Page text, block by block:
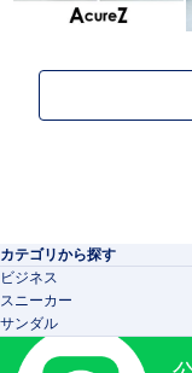
カテゴリから探す
ビジネス
スニーカー
サンダル